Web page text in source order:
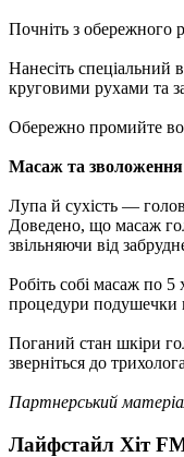
Почніть з обережного
Нанесіть спеціальний
круговими рухами та
Обережно промийте
Масаж та
Лупа й сухість —
Доведено, що масаж
звільняючи від
Робіть собі масаж по
процедури подушечки
Поганий стан шкіри
зверніться до
Партнерський
Лайфстайл Хіт